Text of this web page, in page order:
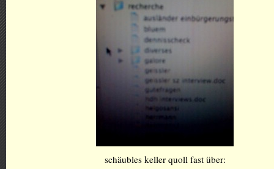
schäubles keller quoll fast über: